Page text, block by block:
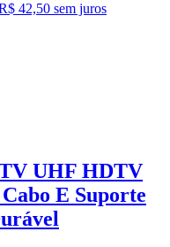
42,50 sem juros
UHF HDTV
E Suporte